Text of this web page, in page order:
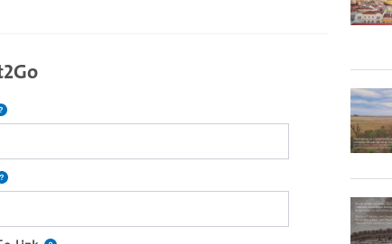
Videoplayer einzubetten.
den Startpunkt für Zitat2Go. Bitte in das Feld klicken, um die
den Endpunkt für Zitat2Go. Bitte in das Feld klicken, um die